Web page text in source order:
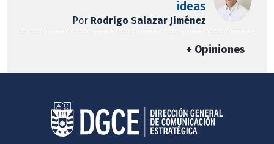
ideas
Por Rodrigo Salazar Jiménez
+ Opiniones